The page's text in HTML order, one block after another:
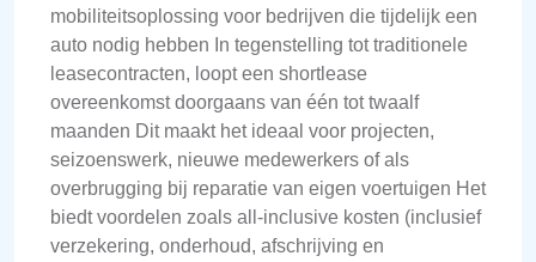
mobiliteitsoplossing voor bedrijven die tijdelijk een
auto nodig hebben In tegenstelling tot traditionele
leasecontracten, loopt een shortlease
overeenkomst doorgaans van één tot twaalf
maanden Dit maakt het ideaal voor projecten,
seizoenswerk, nieuwe medewerkers of als
overbrugging bij reparatie van eigen voertuigen Het
biedt voordelen zoals all-inclusive kosten (inclusief
verzekering, onderhoud, afschrijving en